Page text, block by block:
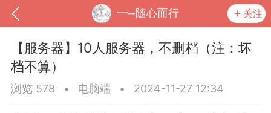
━─随心而行 关注
【服务器】10人服务器，不删档（注：坏
档不算）
浏览 578 • 电脑端 • 2024-11-27 12:34